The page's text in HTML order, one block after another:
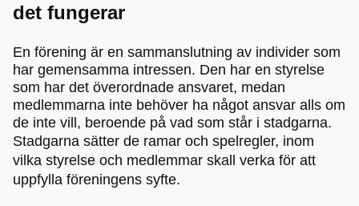
det fungerar
En förening är en sammanslutning av individer som
har gemensamma intressen. Den har en styrelse
som har det överordnade ansvaret, medan
medlemmarna inte behöver ha något ansvar alls om
de inte vill, beroende på vad som står i stadgarna.
Stadgarna sätter de ramar och spelregler, inom
vilka styrelse och medlemmar skall verka för att
uppfylla föreningens syfte.